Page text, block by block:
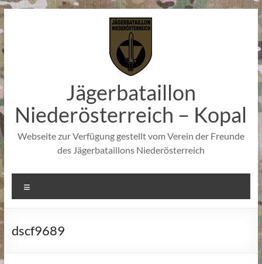
Zum
springen
Jägerbataillon
Niederösterreich – Kopal
Webseite zur Verfügung gestellt vom Verein der Freunde
des Jägerbataillons Niederösterreich
dscf9689